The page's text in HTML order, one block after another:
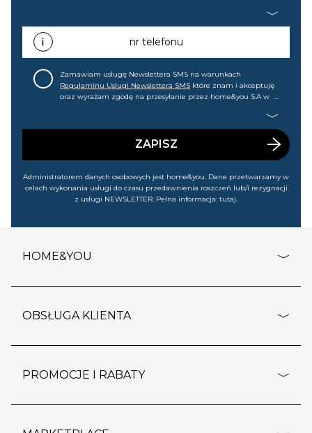
promocjach, wyprzedażach). Wiem, że mogę tę zgodę w
każdej chwili cofnąć.nr telefonu
Zamawiam usługę Newslettera SMS na warunkach
Regulaminu Usługi Newslettera SMS które znam i akceptuję
oraz wyrażam zgodę na przesyłanie przez home&you S.A w
wyprzedażach). Wiem, że mogę tę zgodę w każdej chwili
ZAPISZ
Administratorem danych osobowych jest home&you. Dane przetwarzamy w
celach wykonania usługi do czasu przedawnienia roszczeń lub/i rezygnacji
z usługi NEWSLETTER. Pełna informacja: tutaj.
HOME&YOU
o firmie
polityka prywatności
kontakt
OBSŁUGA KLIENTA
dostawy i płatność
PROMOCJE I RABATY